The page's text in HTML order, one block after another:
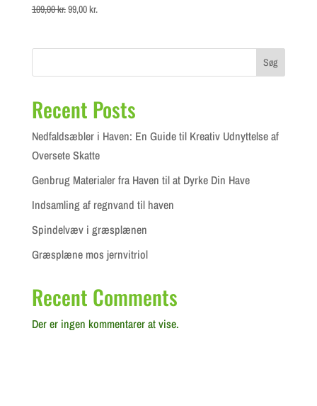
109,00kr.Original
99,00kr.
Søg
Recent Posts
Nedfaldsæbler i Haven: En Guide til Kreativ Udnyttelse af
Oversete Skatte
Genbrug Materialer fra Haven til at Dyrke Din Have
Indsamling af regnvand til haven
Spindelvæv i græsplænen
Græsplæne mos jernvitriol
Recent Comments
Der er ingen kommentarer at vise.